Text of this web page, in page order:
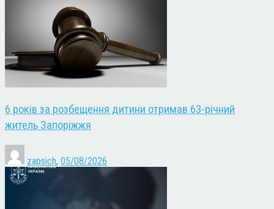
6 років за розбещення дитини отримав 63-річний
житель Запоріжжя
zapsich, 05/08/2026